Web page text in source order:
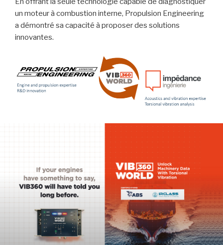
un moteur à combustion interne, Propulsion Engineering
a démontré sa capacité à proposer des solutions
innovantes.